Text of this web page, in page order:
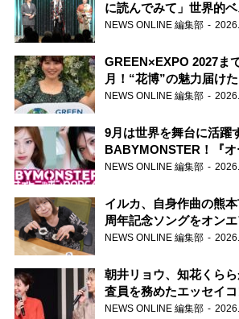
に読んでみて」世界的
ー『アナスタシア』を
NEWS ONLINE 編集部
GREEN×EXPO 2027ま
月！“花博”の魅力届け
NEWS ONLINE 編集部
9月は世界を舞台に活躍
BABYMONSTER！『オ
トニッポンPODCAST』
NEWS ONLINE 編集部
イルカ、自身作曲の熊
周年記念ソングをオン
NEWS ONLINE 編集部
朝井リョウ、知花くら
査員を務めたエッセイ
の特別番組「#いまあな
NEWS ONLINE 編集部